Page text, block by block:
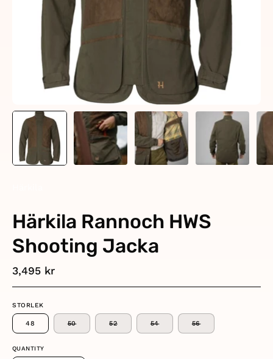
Härkila Rannoch HWS
Shooting Jacka
3,495 kr
STORLEK
48 50 52 54 56
QUANTITY